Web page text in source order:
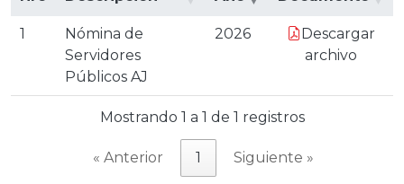
1
Nómina de
Servidores
Públicos AJ
2026
Descargar
archivo
Mostrando 1 a 1 de 1 registros
« Anterior 1 Siguiente »